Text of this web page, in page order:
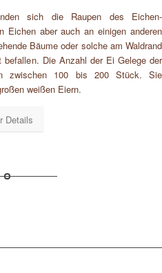
sich die Raupen des Eichen-
Eichen aber auch an einigen anderen
Bäume oder solche am Waldrand
Die Anzahl der Ei Gelege der
zwischen 100 bis 200 Stück. Sie
weißen Eiern.
Details